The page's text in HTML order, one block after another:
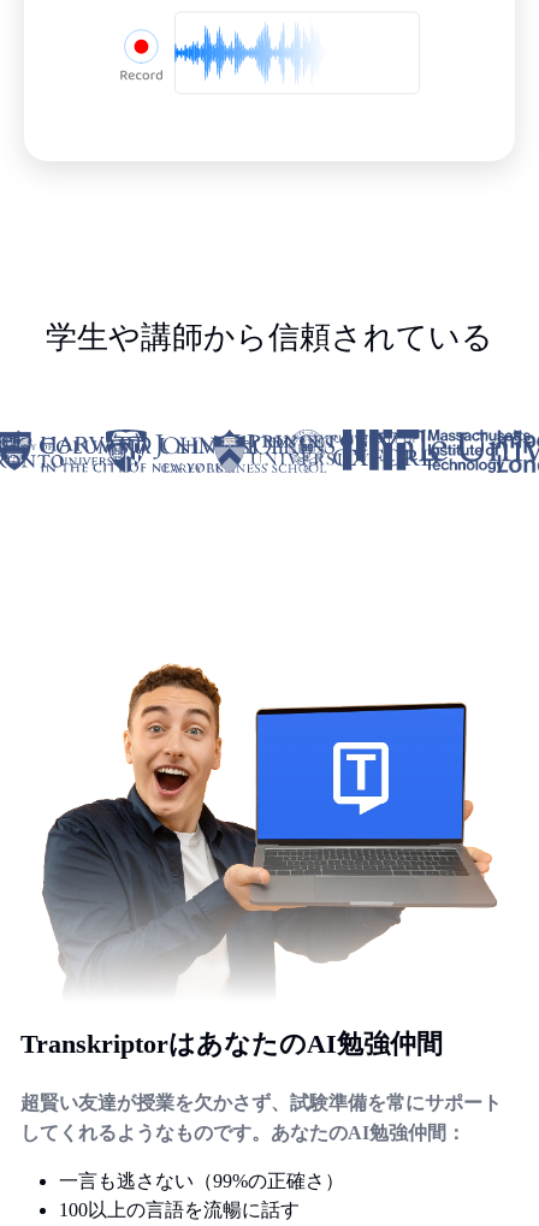
学生や講師から信頼されている
TranskriptorはあなたのAI勉強仲間
超賢い友達が授業を欠かさず、試験準備を常にサポート
してくれるようなものです。あなたのAI勉強仲間：
一言も逃さない（99%の正確さ）
100以上の言語を流暢に話す